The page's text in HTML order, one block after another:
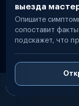
выезда
Опишите
сопоставит
подскажет, что